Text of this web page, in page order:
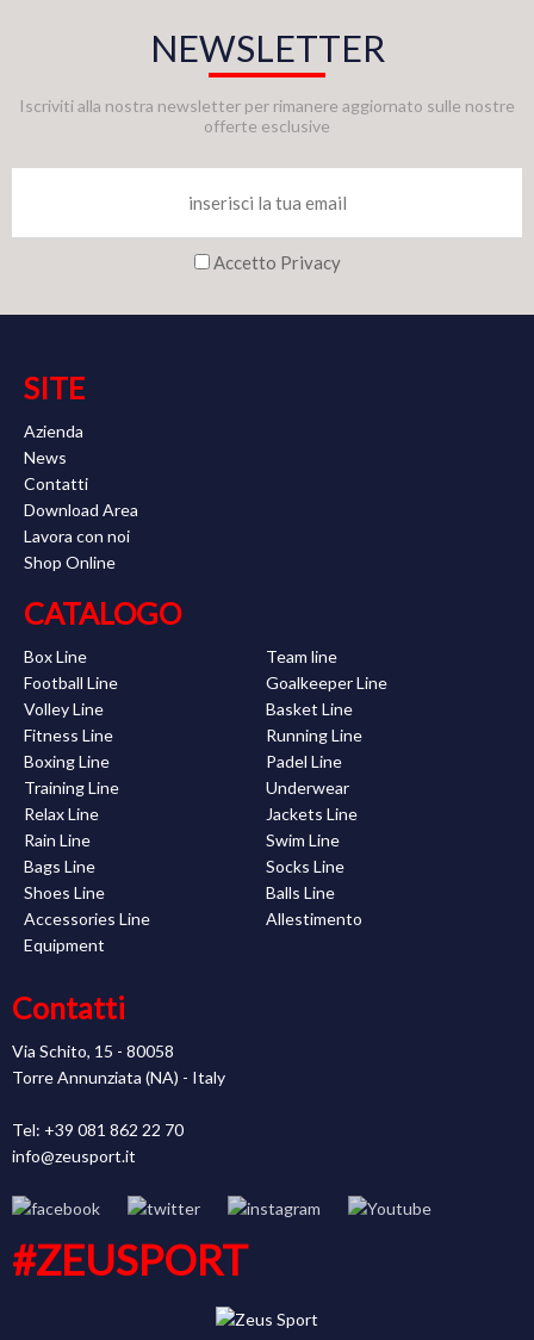
NEWSLETTER
Iscriviti alla nostra newsletter per rimanere aggiornato sulle nostre
offerte esclusive
Accetto Privacy
SITE
Azienda
News
Contatti
Download Area
Lavora con noi
Shop Online
CATALOGO
Box Line
Team line
Football Line
Goalkeeper Line
Volley Line
Basket Line
Fitness Line
Running Line
Boxing Line
Padel Line
Training Line
Underwear
Relax Line
Jackets Line
Rain Line
Swim Line
Bags Line
Socks Line
Shoes Line
Balls Line
Accessories Line
Allestimento
Equipment
Contatti
Via Schito, 15 - 80058
Torre Annunziata (NA) - Italy
Tel: +39 081 862 22 70
info@zeusport.it
#ZEUSPORT